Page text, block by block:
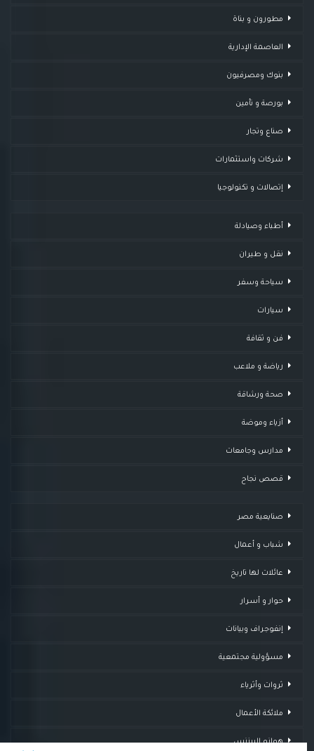
مطورون و بناة
العاصمة الإدارية
بنوك ومصرفيون
بورصة و تأمين
صناع وتجار
شركات واستثمارات
إتصالات و تكنولوجيا
أطباء وصيادلة
نقل و طيران
سياحة وسفر
سيارات
فن و ثقافة
رياضة و ملاعب
صحة ورشاقة
أزياء وموضة
مدارس وجامعات
قصص نجاح
صنايعية مصر
شباب و أعمال
عائلات لها تاريخ
حوار و أسرار
إنفوجراف وبيانات
مسؤولية مجتمعية
ثروات وأثرياء
ملائكة الأعمال
هوانم البيزنس